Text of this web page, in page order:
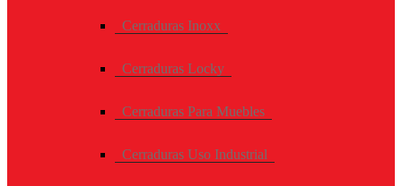
Cerraduras Inoxx
Cerraduras Locky
Cerraduras Para Muebles
Cerraduras Uso Industrial